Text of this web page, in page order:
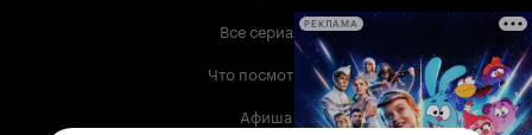
Все сериалы
Что посмотреть
Афиша
РЕКЛАМА